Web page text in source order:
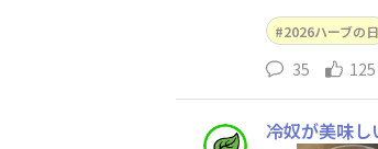
2026ハーブの日
35 125
冷奴が美味し